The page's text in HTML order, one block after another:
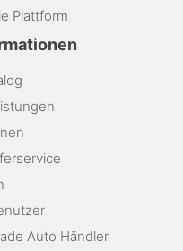
Plattform
Auto Händler